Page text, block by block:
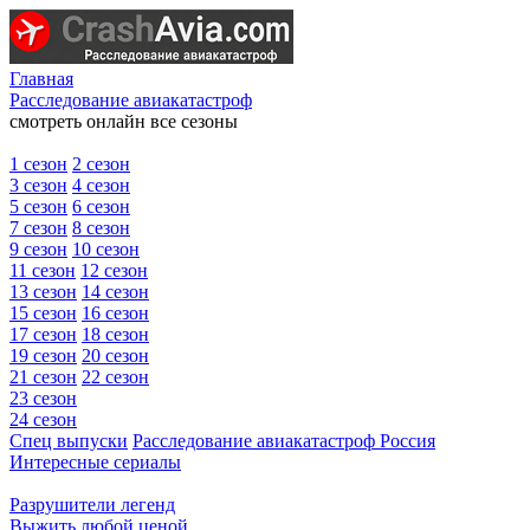
Главная
Расследование авиакатастроф
смотреть онлайн все сезоны
1 сезон 2 сезон
3 сезон 4 сезон
5 сезон 6 сезон
7 сезон 8 сезон
9 сезон 10 сезон
11 сезон 12 сезон
13 сезон 14 сезон
15 сезон 16 сезон
17 сезон 18 сезон
19 сезон 20 сезон
21 сезон 22 сезон
23 сезон
24 сезон
Спец выпуски Расследование авиакатастроф Россия
Интересные сериалы
Разрушители легенд
Выжить любой ценой